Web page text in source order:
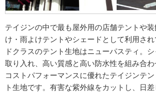
テイジンの中で最も屋外用の店舗テントや
け・雨よけテントやシェードとして利用さ
ドクラスのテント生地はニューパスティ。
取り入れ、高い質感と高い防水性を組み合わ
コストパフォーマンスに優れたテイジンテ
ト生地です。有害な紫外線をカットし、日